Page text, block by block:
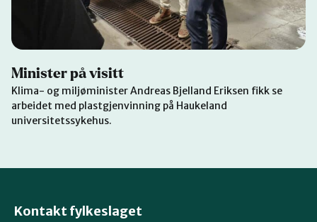
Minister på visitt
Klima- og miljøminister Andreas Bjelland Eriksen fikk se
arbeidet med plastgjenvinning på Haukeland
universitetssykehus.
Kontakt fylkeslaget